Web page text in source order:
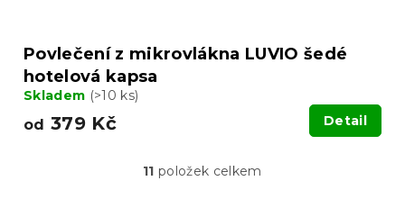
Povlečení z mikrovlákna LUVIO šedé
hotelová kapsa
Skladem (>10 ks)
od 379 Kč Detail
O
11 položek celkem